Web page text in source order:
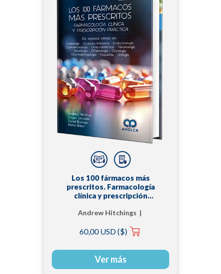
Los 100 fármacos más
prescritos. Farmacología
clínica y prescripción
Andrew Hitchings |
Daniel Burrage | Emma
60,00 USD ($)
Ver más